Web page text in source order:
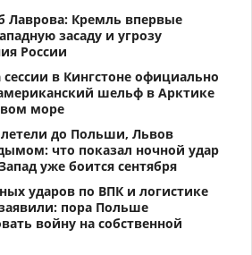
Лаврова: Кремль впервые
засаду и угрозу
России
в Кингстоне официально
шельф в Арктике
море
до Польши, Львов
что показал ночной удар
уже боится сентября
ударов по ВПК и логистике
пора Польше
войну на собственной